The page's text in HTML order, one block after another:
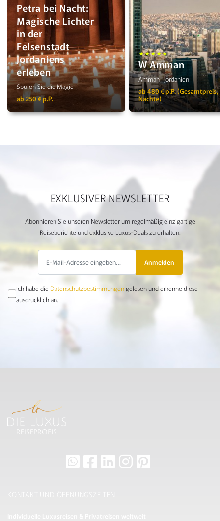
Petra bei Nacht:
Magische Lichter
in der
Felsenstadt
Jordaniens
erleben
Spüren Sie die Magie
ab 250 € p.P.
★★★★★
W Amman
Amman | Jordanien
ab 480 € p.P. (Gesamtpreis,
Nächte)
EXKLUSIVER NEWSLETTER
Abonnieren Sie unseren Newsletter um regelmäßig einzigartige
Reiseberichte und exklusive Luxus-Deals zu erhalten.
Anmelden
Ich habe die Datenschutzbestimmungengelesen und erkenne diese
ausdrücklich an.